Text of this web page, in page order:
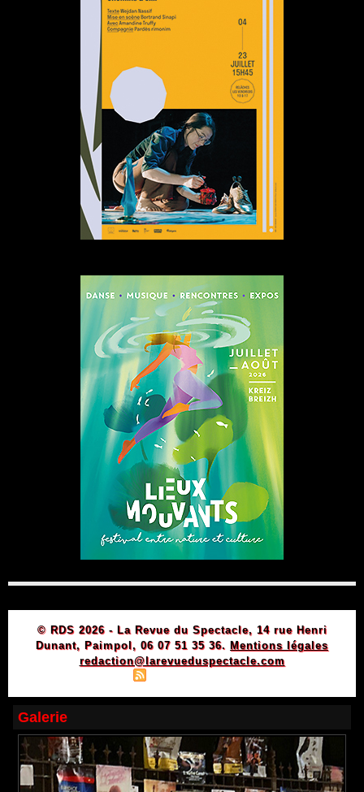
© RDS 2026 - La Revue du Spectacle, 14 rue Henri
Dunant, Paimpol, 06 07 51 35 36. Mentions légales
redaction@larevueduspectacle.com
Galerie